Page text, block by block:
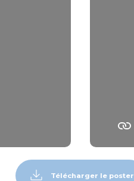
Télécharger le poster